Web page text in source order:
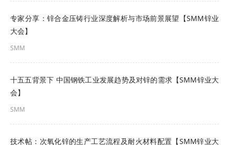
行等各大银行推出了承兑贴现业务，把东部沿海地
区的资金辐射到全国，特别是西部欠发达地区，目
的就是为了降低中小企业贴现成本，确实解决企业
融资难融资贵的问题，把金融服务实体落实到位。
•安票达服务宗旨
安票达是上海有色网官方指定票据业务平台，服务
专家分享：锌合金压铸行业深度解析与市场前景展望【SMM锌业
大会】
SMM
十五五背景下 中国钢铁工业发展趋势及对锌的需求【SMM锌业大
会】
SMM
技术帖：次氧化锌的生产工艺流程及耐火材料配置【SMM锌业大